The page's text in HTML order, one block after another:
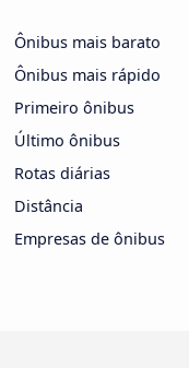
Ônibus mais barato
Ônibus mais rápido
Primeiro ônibus
Último ônibus
Rotas diárias
Distância
Empresas de ônibus